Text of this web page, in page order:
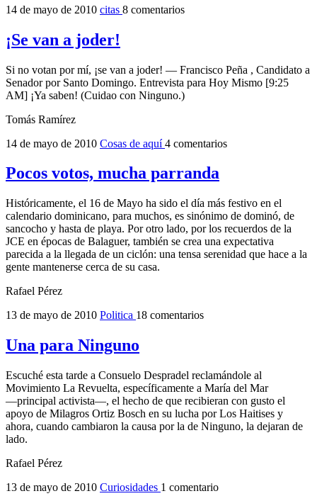
14 de mayo de 2010 citas 8 comentarios
¡Se van a joder!
Si no votan por mí, ¡se van a joder! — Francisco Peña , Candidato a
Senador por Santo Domingo. Entrevista para Hoy Mismo [9:25
AM] ¡Ya saben! (Cuidao con Ninguno.)
Tomás Ramírez
14 de mayo de 2010 Cosas de aquí4 comentarios
Pocos votos, mucha parranda
Históricamente, el 16 de Mayo ha sido el día más festivo en el
calendario dominicano, para muchos, es sinónimo de dominó, de
sancocho y hasta de playa. Por otro lado, por los recuerdos de la
JCE en épocas de Balaguer, también se crea una expectativa
parecida a la llegada de un ciclón: una tensa serenidad que hace a la
gente mantenerse cerca de su casa.
Rafael Pérez
13 de mayo de 2010 Politica 18 comentarios
Una para Ninguno
Escuché esta tarde a Consuelo Despradel reclamándole al
Movimiento La Revuelta, específicamente a María del Mar
―principal activista―, el hecho de que recibieran con gusto el
apoyo de Milagros Ortiz Bosch en su lucha por Los Haitises y
ahora, cuando cambiaron la causa por la de Ninguno, la dejaran de
lado.
Rafael Pérez
13 de mayo de 2010 Curiosidades 1 comentario